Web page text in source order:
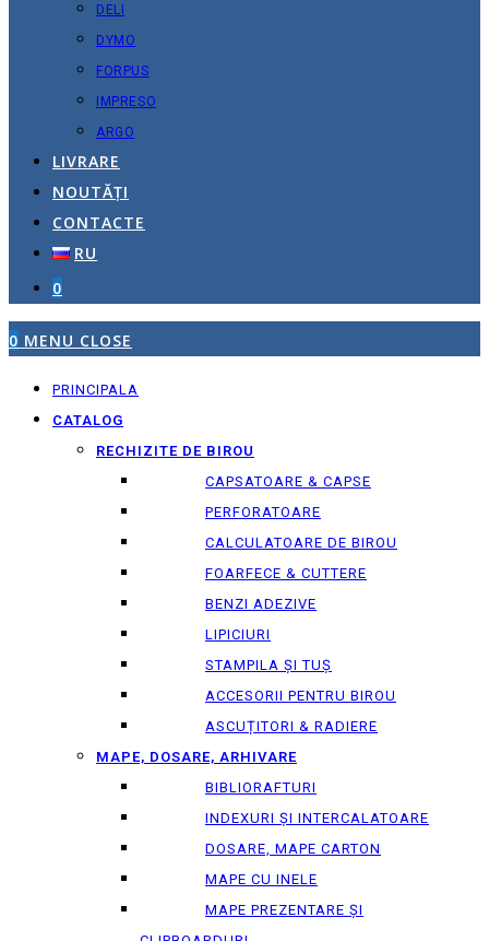
DELI
DYMO
FORPUS
IMPRESO
ARGO
LIVRARE
NOUTĂȚI
CONTACTE
RU
0
0 MENU CLOSE
PRINCIPALA
CATALOG
RECHIZITE DE BIROU
CAPSATOARE & CAPSE
PERFORATOARE
CALCULATOARE DE BIROU
FOARFECE & CUTTERE
BENZI ADEZIVE
LIPICIURI
STAMPILA ȘI TUȘ
ACCESORII PENTRU BIROU
ASCUȚITORI & RADIERE
MAPE, DOSARE, ARHIVARE
BIBLIORAFTURI
INDEXURI ȘI INTERCALATOARE
DOSARE, MAPE CARTON
MAPE CU INELE
MAPE PREZENTARE ȘI